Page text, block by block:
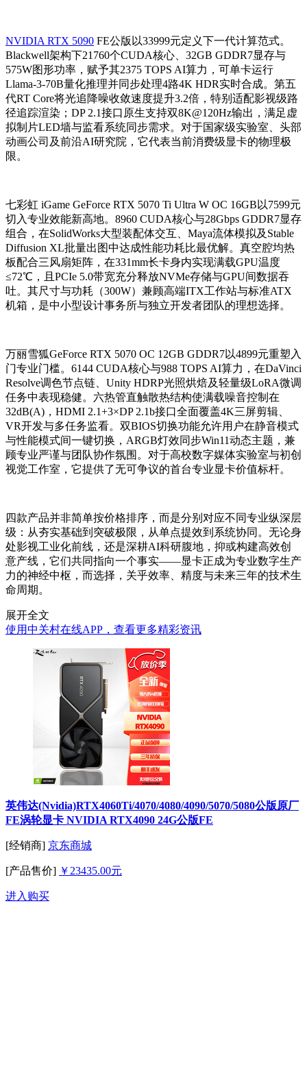
NVIDIA RTX 5090 FE公版以33999元定义下一代计算范式。
Blackwell架构下21760个CUDA核心、32GB GDDR7显存与
575W图形功率，赋予其2375 TOPS AI算力，可单卡运行
Llama-3-70B量化推理并同步处理4路4K HDR实时合成。第五
代RT Core将光追降噪收敛速度提升3.2倍，特别适配影视级路
径追踪渲染；DP 2.1接口原生支持双8K@120Hz输出，满足虚
拟制片LED墙与监看系统同步需求。对于国家级实验室、头部
动画公司及前沿AI研究院，它代表当前消费级显卡的物理极
限。
七彩虹 iGame GeForce RTX 5070 Ti Ultra W OC 16GB以7599元
切入专业效能新高地。8960 CUDA核心与28Gbps GDDR7显存
组合，在SolidWorks大型装配体交互、Maya流体模拟及Stable
Diffusion XL批量出图中达成性能功耗比最优解。真空腔均热
板配合三风扇矩阵，在331mm长卡身内实现满载GPU温度
≤72℃，且PCIe 5.0带宽充分释放NVMe存储与GPU间数据吞
吐。其尺寸与功耗（300W）兼顾高端ITX工作站与标准ATX
机箱，是中小型设计事务所与独立开发者团队的理想选择。
万丽雪狐GeForce RTX 5070 OC 12GB GDDR7以4899元重塑入
门专业门槛。6144 CUDA核心与988 TOPS AI算力，在DaVinci
Resolve调色节点链、Unity HDRP光照烘焙及轻量级LoRA微调
任务中表现稳健。六热管直触散热结构使满载噪音控制在
32dB(A)，HDMI 2.1+3×DP 2.1b接口全面覆盖4K三屏剪辑、
VR开发与多任务监看。双BIOS切换功能允许用户在静音模式
与性能模式间一键切换，ARGB灯效同步Win11动态主题，兼
顾专业严谨与团队协作氛围。对于高校数字媒体实验室与初创
视觉工作室，它提供了无可争议的首台专业显卡价值标杆。
四款产品并非简单按价格排序，而是分别对应不同专业纵深层
级：从夯实基础到突破极限，从单点提效到系统协同。无论身
处影视工业化前线，还是深耕AI科研腹地，抑或构建高效创
意产线，它们共同指向一个事实——显卡正成为专业数字生产
力的神经中枢，而选择，关乎效率、精度与未来三年的技术生
命周期。
展开全文
使用中关村在线APP，查看更多精彩资讯
英伟达(Nvidia)RTX4060Ti/4070/4080/4090/5070/5080公版原厂
FE涡轮显卡 NVIDIA RTX4090 24G公版FE
[经销商] 京东商城
[产品售价] ￥23435.00元
进入购买